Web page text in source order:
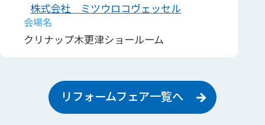
株式会社 ミツウロコヴェッセル
クリナップ木更津ショールーム
2026.08.15（土）
10：00～
（株）匠工房 リフォームフェア
リフォームフェア一覧へ